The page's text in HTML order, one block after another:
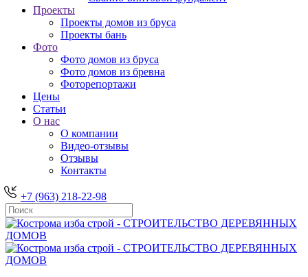
Проекты
Проекты домов из бруса
Проекты бань
Фото
Фото домов из бруса
Фото домов из бревна
Фоторепортажи
Цены
Статьи
О нас
О компании
Видео-отзывы
Отзывы
Контакты
+7 (963) 218-22-98